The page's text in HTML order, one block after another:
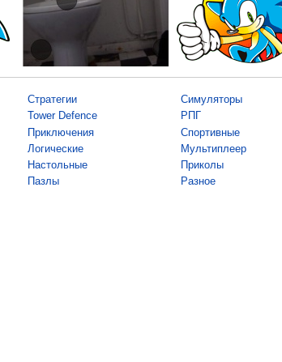
Стратегии
Tower Defence
Приключения
Логические
Настольные
Пазлы
Симуляторы
РПГ
Спортивные
Мультиплеер
Приколы
Разное